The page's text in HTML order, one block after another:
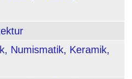
Numismatik, Keramik,